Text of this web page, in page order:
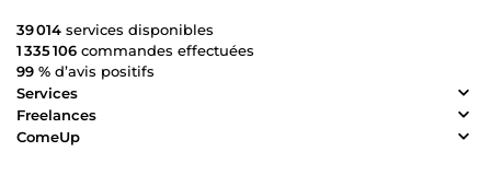
39 014 services disponibles
1 335 106 commandes effectuées
99 % d’avis positifs
Services
Freelances
ComeUp